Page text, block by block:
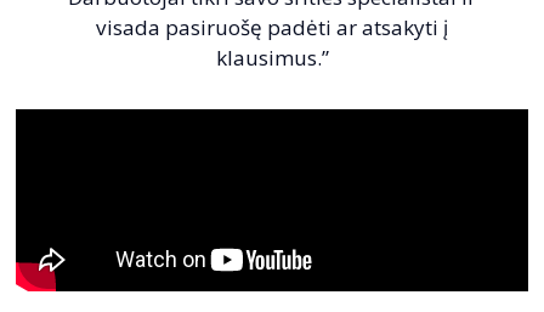
visada pasiruošę padėti ar atsakyti į
klausimus.”